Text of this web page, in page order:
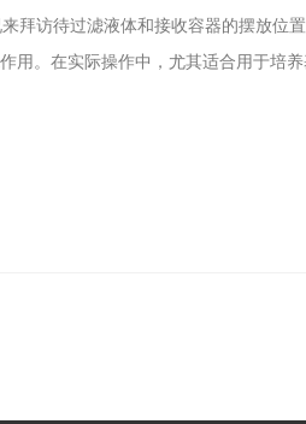
访待过滤液体和接收容器的摆放位
。在实际操作中，尤其适合用于培养